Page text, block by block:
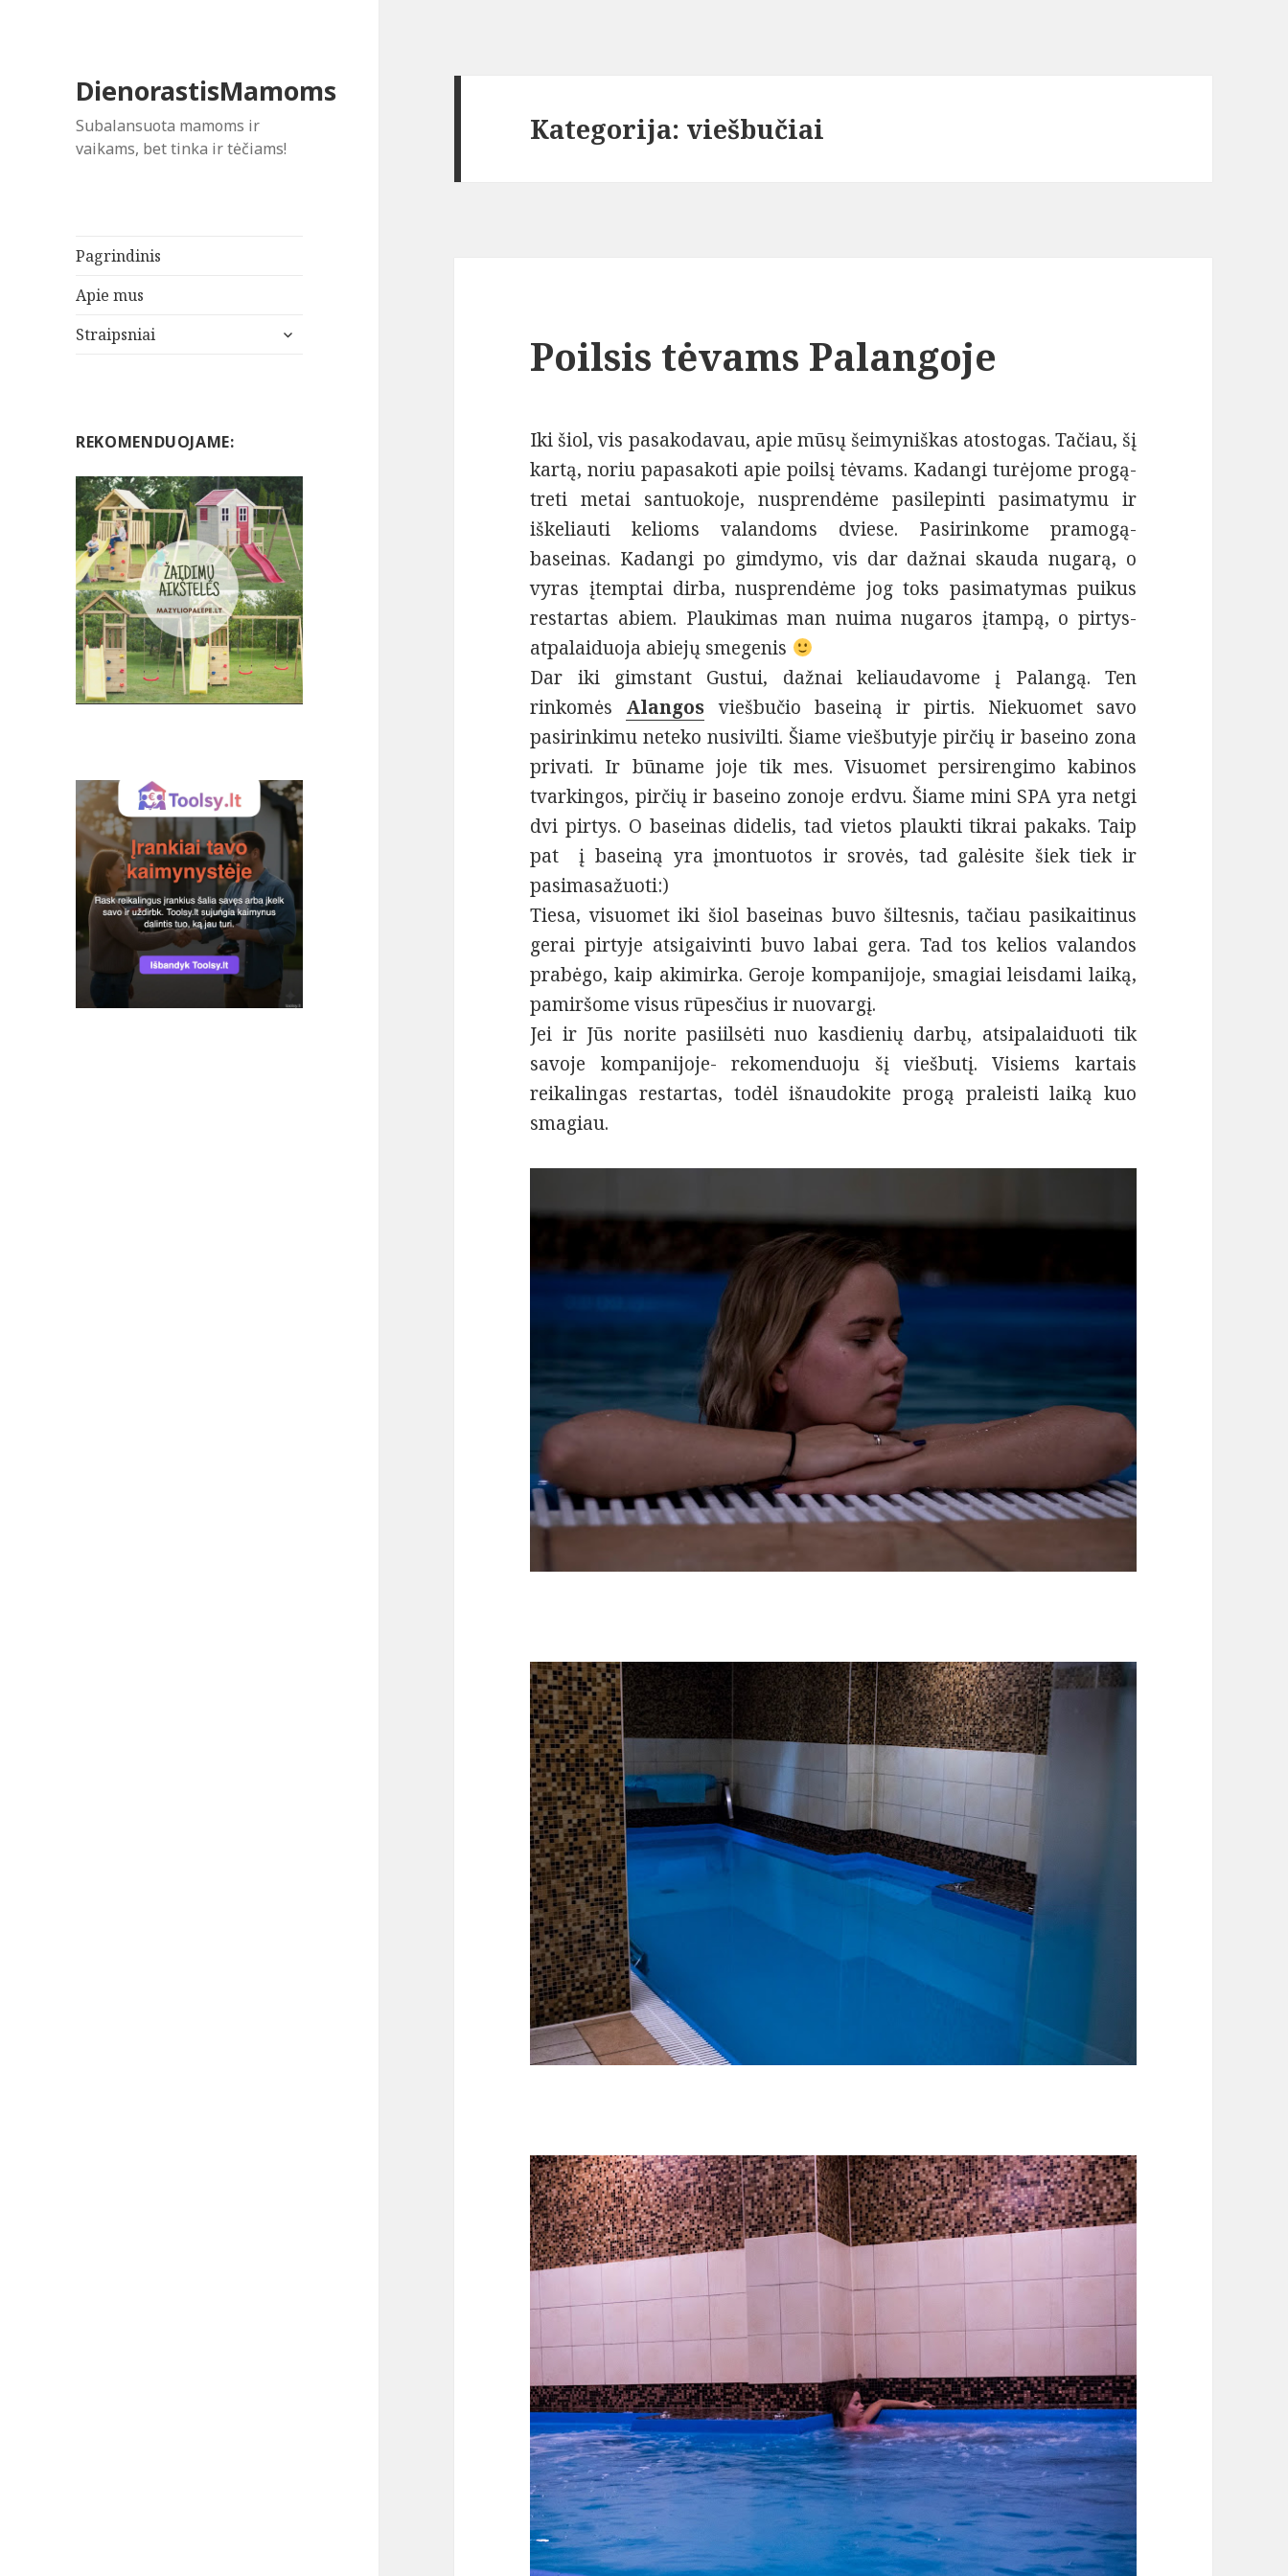
DienorastisMamoms
Subalansuota mamoms ir
vaikams, bet tinka ir tėčiams!
Pagrindinis
Apie mus
Straipsniai
išskleisti
REKOMENDUOJAME:
Kategorija: viešbučiai
Poilsis tėvams Palangoje
Iki šiol, vis pasakodavau, apie mūsų šeimyniškas atostogas. Tačiau, šį
kartą, noriu papasakoti apie poilsį tėvams. Kadangi turėjome progą-
treti metai santuokoje, nusprendėme pasilepinti pasimatymu ir
iškeliauti kelioms valandoms dviese. Pasirinkome pramogą-
baseinas. Kadangi po gimdymo, vis dar dažnai skauda nugarą, o
vyras įtemptai dirba, nusprendėme jog toks pasimatymas puikus
restartas abiem. Plaukimas man nuima nugaros įtampą, o pirtys-
atpalaiduoja abiejų smegenis
Dar iki gimstant Gustui, dažnai keliaudavome į Palangą. Ten
rinkomės Alangos viešbučio baseiną ir pirtis. Niekuomet savo
pasirinkimu neteko nusivilti. Šiame viešbutyje pirčių ir baseino zona
privati. Ir būname joje tik mes. Visuomet persirengimo kabinos
tvarkingos, pirčių ir baseino zonoje erdvu. Šiame mini SPA yra netgi
dvi pirtys. O baseinas didelis, tad vietos plaukti tikrai pakaks. Taip
pat į baseiną yra įmontuotos ir srovės, tad galėsite šiek tiek ir
pasimasažuoti:)
Tiesa, visuomet iki šiol baseinas buvo šiltesnis, tačiau pasikaitinus
gerai pirtyje atsigaivinti buvo labai gera. Tad tos kelios valandos
prabėgo, kaip akimirka. Geroje kompanijoje, smagiai leisdami laiką,
pamiršome visus rūpesčius ir nuovargį.
Jei ir Jūs norite pasiilsėti nuo kasdienių darbų, atsipalaiduoti tik
savoje kompanijoje- rekomenduoju šį viešbutį. Visiems kartais
reikalingas restartas, todėl išnaudokite progą praleisti laiką kuo
smagiau.